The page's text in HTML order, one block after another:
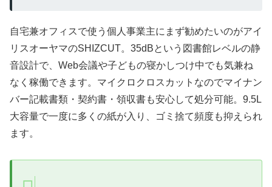
自宅兼オフィスで使う個人事業主にまず勧めたいのがアイ
リスオーヤマのSHIZCUT。35dBという図書館レベルの静
音設計で、Web会議や子どもの寝かしつけ中でも気兼ね
なく稼働できます。マイクロクロスカットなのでマイナン
バー記載書類・契約書・領収書も安心して処分可能。9.5L
大容量で一度に多くの紙が入り、ゴミ捨て頻度も抑えられ
ます。